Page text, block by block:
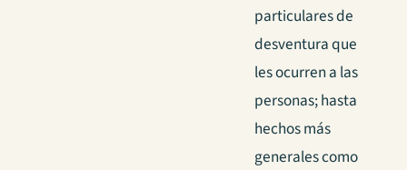
particulares de
desventura que
les ocurren a las
personas; hasta
hechos más
generales como